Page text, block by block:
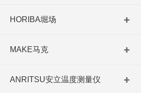
HORIBA堀场
MAKE马克
ANRITSU安立温度测量仪